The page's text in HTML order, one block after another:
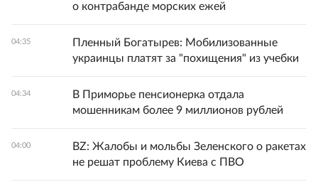
о контрабанде морских ежей
04:35
Пленный Богатырев: Мобилизованные
украинцы платят за "похищения" из учебки
04:34
В Приморье пенсионерка отдала
мошенникам более 9 миллионов рублей
04:00
BZ: Жалобы и мольбы Зеленского о ракетах
не решат проблему Киева с ПВО